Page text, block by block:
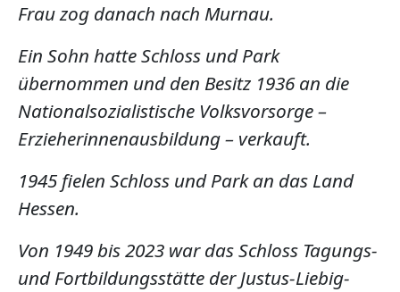
Frau zog danach nach Murnau.
Ein Sohn hatte Schloss und Park
übernommen und den Besitz 1936 an die
Nationalsozialistische Volksvorsorge –
Erzieherinnenausbildung – verkauft.
1945 fielen Schloss und Park an das Land
Hessen.
Von 1949 bis 2023 war das Schloss Tagungs-
und Fortbildungsstätte der Justus-Liebig-